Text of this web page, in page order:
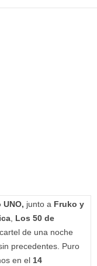
junto a Fruko y
, Los 50 de
de una noche
precedentes. Puro
en el 14